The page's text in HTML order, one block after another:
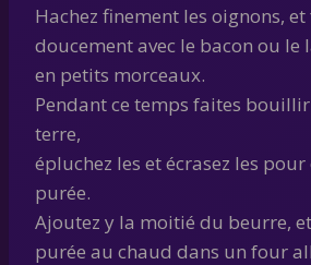
Hachez finement les oignons,
doucement avec le bacon ou le
en petits morceaux.
Pendant ce temps faites
terre,
épluchez les et écrasez les
purée.
Ajoutez y la moitié du beurre,
purée au chaud dans un four